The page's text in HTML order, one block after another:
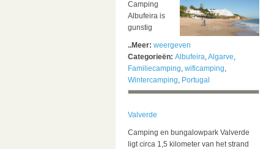
Camping
Albufeira is
gunstig
..Meer: weergeven
Categorieën: Albufeira,Algarve,
Familiecamping, wificamping,
Wintercamping, Portugal
Valverde
Camping en bungalowpark Valverde
ligt circa 1,5 kilometer van het strand